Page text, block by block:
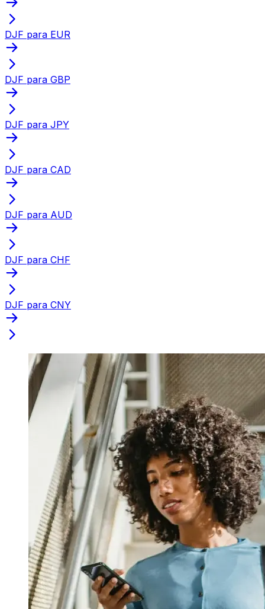
DJF para EUR
DJF para GBP
DJF para JPY
DJF para CAD
DJF para AUD
DJF para CHF
DJF para CNY